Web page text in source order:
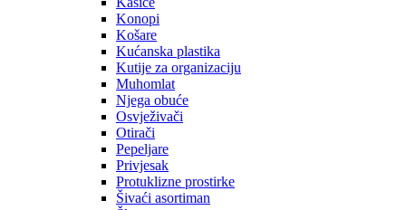
Konopi
Košare
Kućanska plastika
Kutije za organizaciju
Muhomlat
Njega obuće
Osvježivači
Otirači
Pepeljare
Privjesak
Protuklizne prostirke
Šivaći asortiman